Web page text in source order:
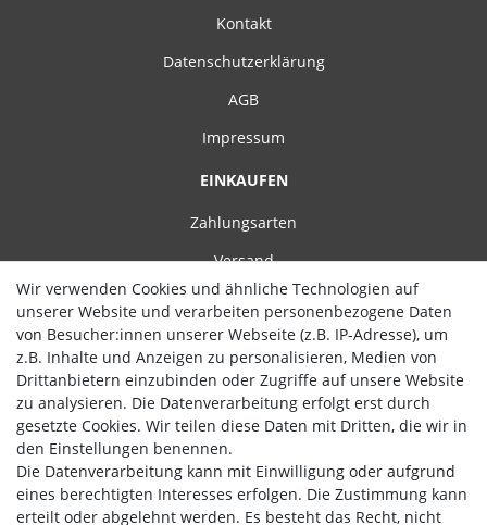
Kontakt
Datenschutzerklärung
AGB
Impressum
EINKAUFEN
Zahlungsarten
Versand
Widerrufsrecht
Hilfe
Vertrag widerrufen
WIR AKZEPTIEREN
Wir verwenden Cookies und ähnliche Technologien auf
unserer Website und verarbeiten personenbezogene Daten
von Besucher:innen unserer Webseite (z.B. IP-Adresse), um
z.B. Inhalte und Anzeigen zu personalisieren, Medien von
Drittanbietern einzubinden oder Zugriffe auf unsere Website
zu analysieren. Die Datenverarbeitung erfolgt erst durch
gesetzte Cookies. Wir teilen diese Daten mit Dritten, die wir in
den Einstellungen benennen.
Die Datenverarbeitung kann mit Einwilligung oder aufgrund
eines berechtigten Interesses erfolgen. Die Zustimmung kann
erteilt oder abgelehnt werden. Es besteht das Recht, nicht